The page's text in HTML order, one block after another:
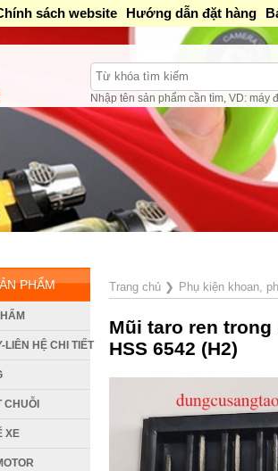
sách website Hướng dẫn đặt hàng
Nhập tên sản phẩm cần tìm, VD: máy
PHẨM
LIÊN HỆ CHI TIẾT
CHUỖI
XE
Trang chủ❯ Phụ kiện khoan,
Mũi taro ren trong
HSS 6542 (H2)